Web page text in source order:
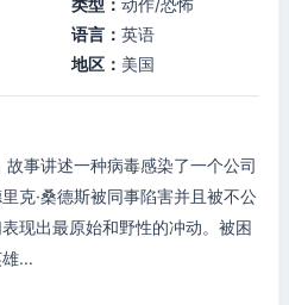
类型： 动作/恐怖
语言： 英语
地区： 美国
故事讲述一种病毒感染了一个公司
克·桑德斯被同事陷害并且被不公
现出最原始和野性的冲动。被困
...